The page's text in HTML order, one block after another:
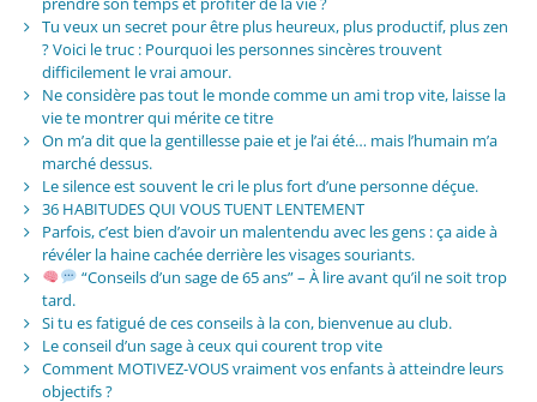
Tu veux un secret pour être plus heureux, plus productif, plus zen
? Voici le truc : Pourquoi les personnes sincères trouvent
difficilement le vrai amour.
Ne considère pas tout le monde comme un ami trop vite, laisse la
vie te montrer qui mérite ce titre
On m’a dit que la gentillesse paie et je l’ai été… mais l’humain m’a
marché dessus.
Le silence est souvent le cri le plus fort d’une personne déçue.
36 HABITUDES QUI VOUS TUENT LENTEMENT
Parfois, c’est bien d’avoir un malentendu avec les gens : ça aide à
révéler la haine cachée derrière les visages souriants.
“Conseils d’un sage de 65 ans” – À lire avant qu’il ne soit trop
tard.
Si tu es fatigué de ces conseils à la con, bienvenue au club.
Le conseil d’un sage à ceux qui courent trop vite
Comment MOTIVEZ-VOUS vraiment vos enfants à atteindre leurs
objectifs ?